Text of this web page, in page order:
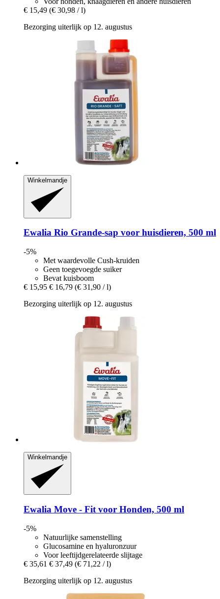
€ 15,49 (€ 30,98 / l)
Bezorging uiterlijk op 12. augustus
Winkelmandje
Ewalia Rio Grande-​sap voor huisdieren, 500 ml
-5%
Met waardevolle Cush-kruiden
Geen toegevoegde suiker
Bevat kuisboom
€ 15,95 € 16,79 (€ 31,90 / l)
Bezorging uiterlijk op 12. augustus
Winkelmandje
Ewalia Move -​ Fit voor Honden, 500 ml
-5%
Natuurlijke samenstelling
Glucosamine en hyaluronzuur
Voor leeftijdgerelateerde slijtage
€ 35,61 € 37,49 (€ 71,22 / l)
Bezorging uiterlijk op 12. augustus